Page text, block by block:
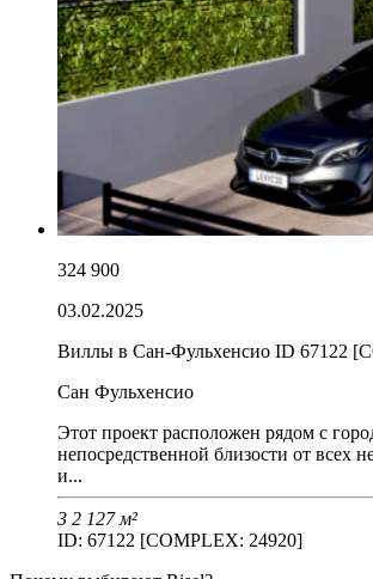
324 900
03.02.2025
Виллы в Сан-Фульхенсио ID 67122
Сан Фульхенсио
Этот проект расположен рядом с
непосредственной близости от всех
и...
3 2 127 м²
ID: 67122 [COMPLEX: 24920]